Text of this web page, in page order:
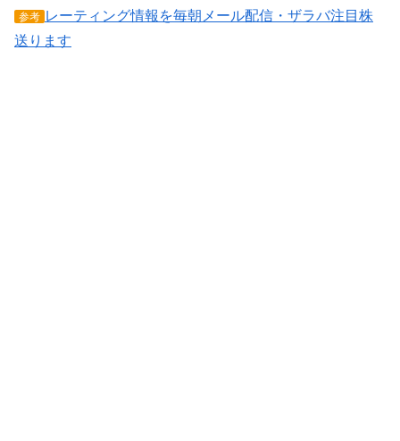
参考 レーティング情報を毎朝メール配信・ザラバ注目株
送ります